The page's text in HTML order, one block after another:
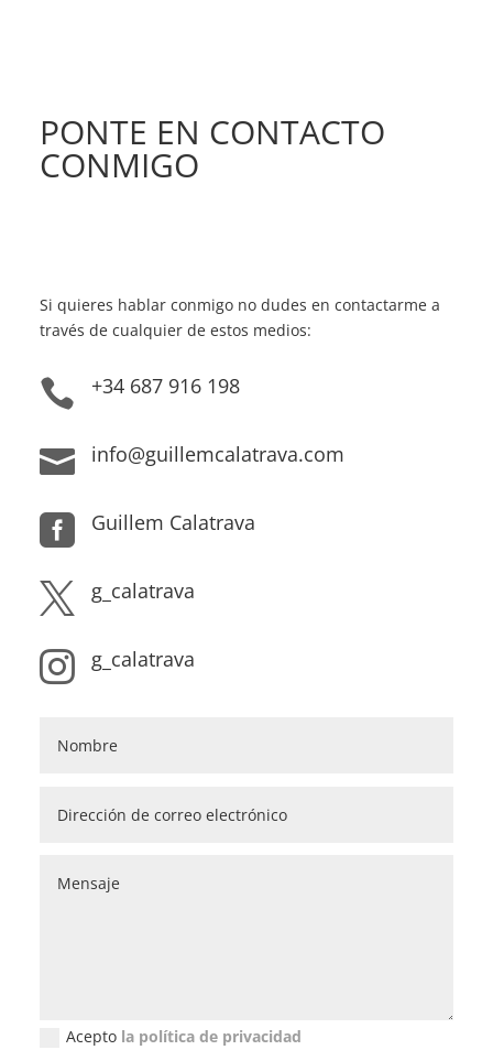
PONTE EN CONTACTO
CONMIGO
Si quieres hablar conmigo no dudes en contactarme a
través de cualquier de estos medios:
 +34 687 916 198
 info@guillemcalatrava.com
 Guillem Calatrava
 g_calatrava
 g_calatrava
Acepto la política de privacidad